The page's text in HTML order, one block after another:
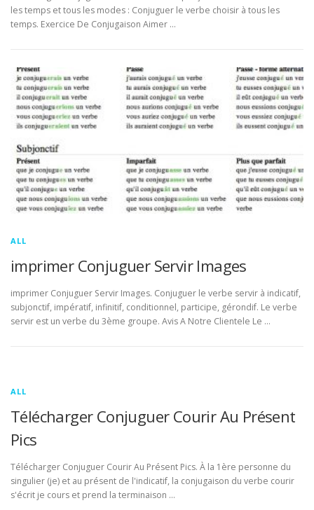
les temps et tous les modes : Conjuguer le verbe choisir à tous les
temps. Exercice De Conjugaison Aimer …
ALL
imprimer Conjuguer Servir Images
imprimer Conjuguer Servir Images. Conjuguer le verbe servir à indicatif,
subjonctif, impératif, infinitif, conditionnel, participe, gérondif. Le verbe
servir est un verbe du 3ème groupe. Avis A Notre Clientele Le …
ALL
Télécharger Conjuguer Courir Au Présent
Pics
Télécharger Conjuguer Courir Au Présent Pics. À la 1ère personne du
singulier (je) et au présent de l'indicatif, la conjugaison du verbe courir
s'écrit je cours et prend la terminaison …